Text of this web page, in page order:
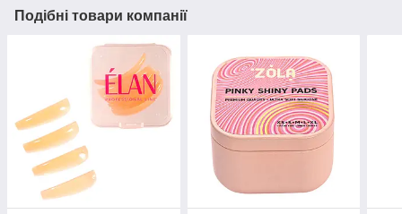
Подібні товари компанії